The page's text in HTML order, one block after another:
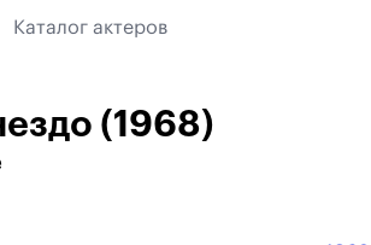
Каталог актеров
(1968)